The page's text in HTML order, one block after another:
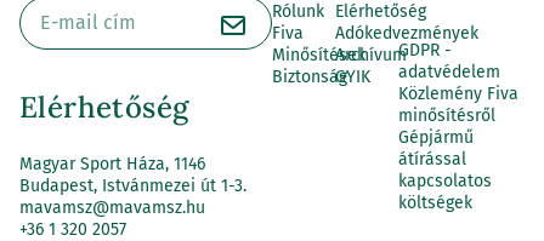
Elérhetőség
Magyar Sport Háza, 1146
Budapest, Istvánmezei út 1-3.
mavamsz@mavamsz.hu
+36 1 320 2057
Rólunk
Fiva
Minősítések
Biztonság
Elérhetőség
Adókedvezmények
Archívum
GYIK
GDPR -
adatvédelem
Közlemény Fiva
minősítésről
Gépjármű
átírással
kapcsolatos
költségek